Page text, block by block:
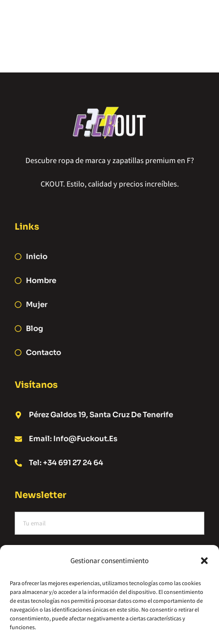
Gestionar consentimiento
Para ofrecer las mejores experiencias, utilizamos tecnologías como las cookies
para almacenar y/o acceder a la información del dispositivo. El consentimiento
de estas tecnologías nos permitirá procesar datos como el comportamiento de
navegación o las identificaciones únicas en este sitio. No consentir o retirar el
consentimiento, puede afectar negativamente a ciertas características y
funciones.
Descubre ropa de marca y zapatillas premium en F?
CKOUT. Estilo, calidad y precios increíbles.
Links
Inicio
Hombre
Mujer
Blog
Contacto
Visítanos
Pérez Galdos 19, Santa Cruz De Tenerife
Email: Info@fuckout.es
Tel: +34 691 27 24 64
Newsletter
Alternative: